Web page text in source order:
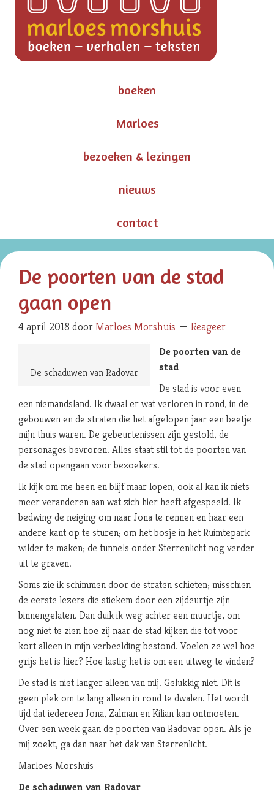
boeken
Marloes
bezoeken & lezingen
nieuws
contact
De poorten van de stad
gaan open
4 april 2018 doorMarloes Morshuis Reageer
De schaduwen van Radovar
De poorten van de
stad
De stad is voor even
een niemandsland. Ik dwaal er wat verloren in rond, in de
gebouwen en de straten die het afgelopen jaar een beetje
mijn thuis waren. De gebeurtenissen zijn gestold, de
personages bevroren. Alles staat stil tot de poorten van
de stad opengaan voor bezoekers.
Ik kijk om me heen en blijf maar lopen, ook al kan ik niets
meer veranderen aan wat zich hier heeft afgespeeld. Ik
bedwing de neiging om naar Jona te rennen en haar een
andere kant op te sturen; om het bosje in het Ruimtepark
wilder te maken; de tunnels onder Sterrenlicht nog verder
uit te graven.
Soms zie ik schimmen door de straten schieten; misschien
de eerste lezers die stiekem door een zijdeurtje zijn
binnengelaten. Dan duik ik weg achter een muurtje, om
nog niet te zien hoe zij naar de stad kijken die tot voor
kort alleen in mijn verbeelding bestond. Voelen ze wel hoe
grijs het is hier? Hoe lastig het is om een uitweg te vinden?
De stad is niet langer alleen van mij. Gelukkig niet. Dit is
geen plek om te lang alleen in rond te dwalen. Het wordt
tijd dat iedereen Jona, Zalman en Kilian kan ontmoeten.
Over een week gaan de poorten van Radovar open. Als je
mij zoekt, ga dan naar het dak van Sterrenlicht.
Marloes Morshuis
De schaduwen van Radovar